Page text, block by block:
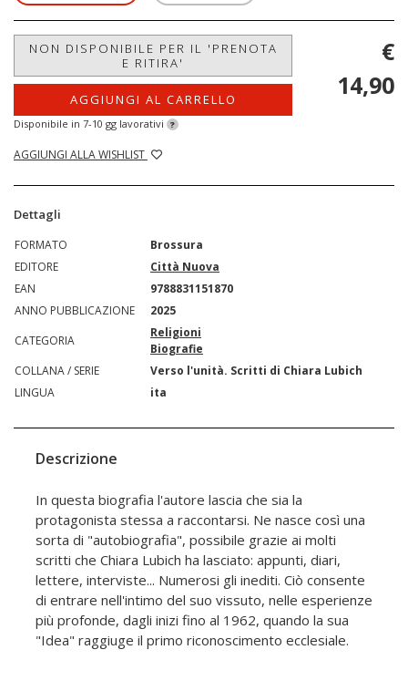
NON DISPONIBILE PER IL 'PRENOTA
E RITIRA'
AGGIUNGI AL CARRELLO
Disponibile in 7-10 gg lavorativi ?
AGGIUNGI ALLA WISHLIST
€
14,90
Dettagli
FORMATO
Brossura
EDITORE
Città Nuova
EAN
9788831151870
ANNO PUBBLICAZIONE
2025
CATEGORIA
Religioni
Biografie
COLLANA / SERIE
Verso l'unità. Scritti di Chiara Lubich
LINGUA
ita
Descrizione
In questa biografia l'autore lascia che sia la
protagonista stessa a raccontarsi. Ne nasce così una
sorta di "autobiografia", possibile grazie ai molti
scritti che Chiara Lubich ha lasciato: appunti, diari,
lettere, interviste... Numerosi gli inediti. Ciò consente
di entrare nell'intimo del suo vissuto, nelle esperienze
più profonde, dagli inizi fino al 1962, quando la sua
"Idea" raggiuge il primo riconoscimento ecclesiale.